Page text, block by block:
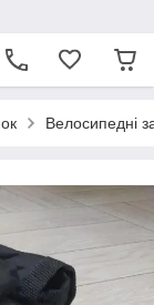
Велосипедні